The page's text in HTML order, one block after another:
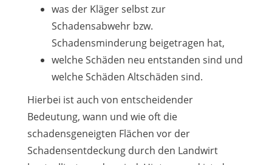
was der Kläger selbst zur
Schadensabwehr bzw.
Schadensminderung beigetragen hat,
welche Schäden neu entstanden sind und
welche Schäden Altschäden sind.
Hierbei ist auch von entscheidender
Bedeutung, wann und wie oft die
schadensgeneigten Flächen vor der
Schadensentdeckung durch den Landwirt